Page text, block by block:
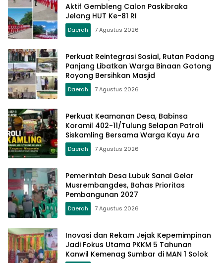
Aktif Gembleng Calon Paskibraka
Jelang HUT Ke-81 RI
Daerah 7 Agustus 2026
Perkuat Reintegrasi Sosial, Rutan Padang
Panjang Libatkan Warga Binaan Gotong
Royong Bersihkan Masjid
Daerah 7 Agustus 2026
Perkuat Keamanan Desa, Babinsa
Koramil 402-11/Tulung Selapan Patroli
Siskamling Bersama Warga Kayu Ara
Daerah 7 Agustus 2026
Pemerintah Desa Lubuk Sanai Gelar
Musrembangdes, Bahas Prioritas
Pembangunan 2027
Daerah 7 Agustus 2026
Inovasi dan Rekam Jejak Kepemimpinan
Jadi Fokus Utama PKKM 5 Tahunan
Kanwil Kemenag Sumbar di MAN 1 Solok